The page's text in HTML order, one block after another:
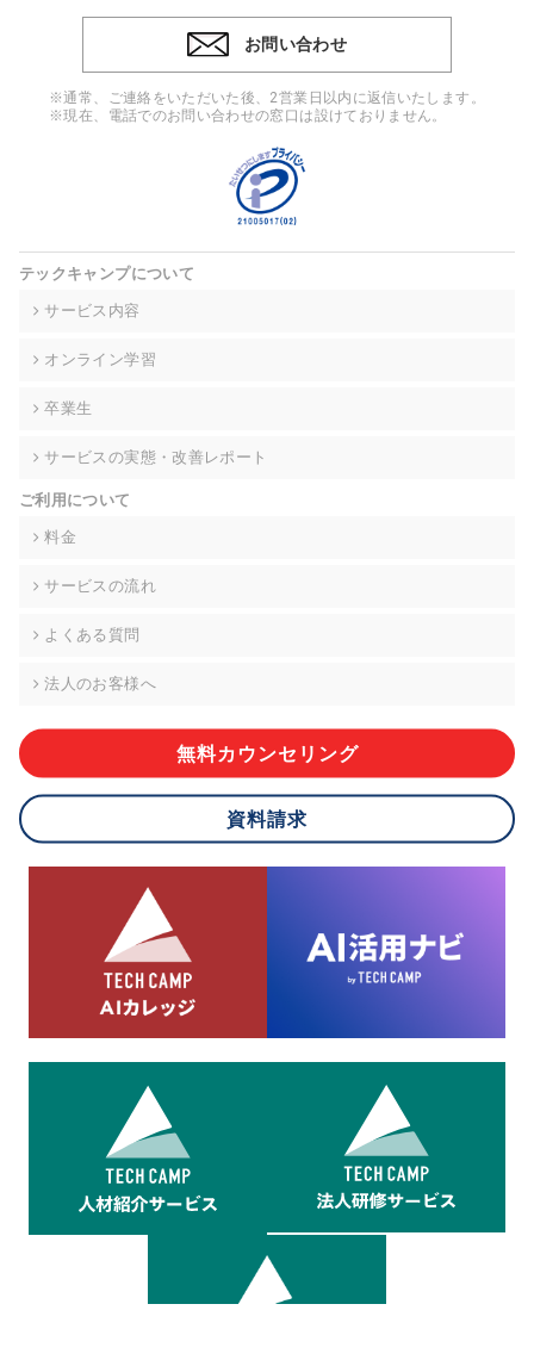
4. 個人情報の第三者提供
ンをとるために、氏名等の一部の情報をサービス内で使用する
チャットツールで発信することにより、本サービスの他の利用
者等に提供することがあります。
当社は事業運営上、前項利用目的の範囲に限って個人情報を外
高い委託先を選定し、個人情報の適正管理・機密保持について
個人情報の開示等(利用目的の通知、開示、内容の訂正・追加・
て、下記の当社問合わせ窓口に申し出ることができます。その
的な期間内に対応いたします。ただし、申請が本人確認が不可
により、ご希望に添えない場合があります。 なお、アクセスロ
グなどの個人情報以外の情報については、原則として開示等は
株式会社div 個人情報問合せ窓口
メールアドレス:privacy_policy@di-v.co.jp
ご本人様が当社に個人情報を提供されるかどうかは任意による
応ができない場合があります。
8.cookieにより取得・分析した情報とその利用について
当社は第三者が運営するデータ・マネジメント・プラットフォ
ームからcookieにより収集されたウェブの閲覧機歴及びその分
析結果を取得し、これをお客様の個人データと結びつけた上
で、広告配信等の目的で利用いたします。
お問い合わせ
※通常、ご連絡をいただいた後、2営業日以内に返信いたします。
※現在、電話でのお問い合わせの窓口は設けておりません。
テックキャンプについて
サービス内容
オンライン学習
卒業生
サービスの実態・改善レポート
ご利用について
料金
サービスの流れ
よくある質問
法人のお客様へ
無料カウンセリング
資料請求